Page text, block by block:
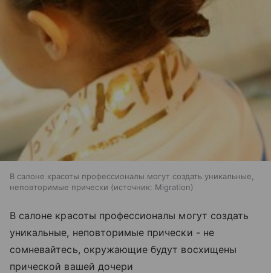
В салоне красоты профессионалы могут создать уникальные,
неповторимые прически
источник: Migration
В салоне красоты профессионалы могут создать
уникальные, неповторимые прически - не
сомневайтесь, окружающие будут восхищены
прической вашей дочери